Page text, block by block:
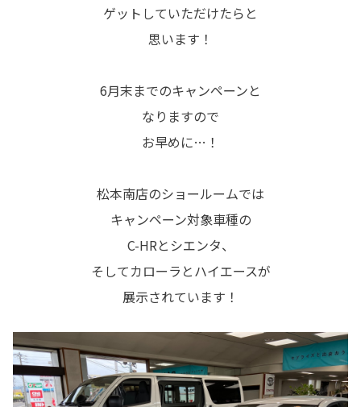
ゲットしていただけたらと
思います！
6月末までのキャンペーンと
なりますので
お早めに…！
松本南店のショールームでは
キャンペーン対象車種の
C-HRとシエンタ、
そしてカローラとハイエースが
展示されています！